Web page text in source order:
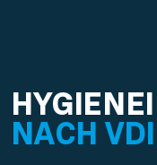
NACH VDI